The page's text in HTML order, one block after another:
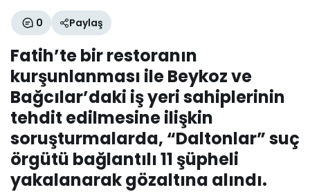
0 Paylaş
Fatih’te bir restoranın
kurşunlanması ile Beykoz ve
Bağcılar’daki iş yeri sahiplerinin
tehdit edilmesine ilişkin
soruşturmalarda, “Daltonlar” suç
örgütü bağlantılı 11 şüpheli
yakalanarak gözaltına alındı.